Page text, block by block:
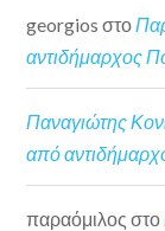
georgios στο
αντιδήμαρχος
Παναγιώτης
από
παραόμιλος στο